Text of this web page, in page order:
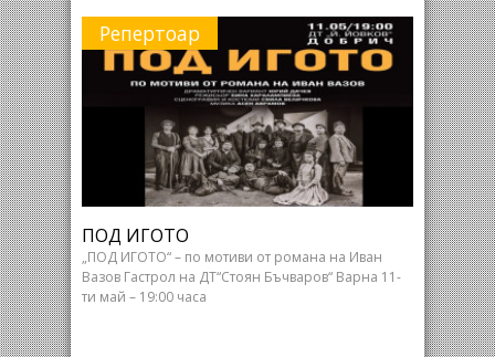
Репертоар
ПОД ИГОТО
„ПОД ИГОТО“ – по мотиви от романа на Иван
Вазов Гастрол на ДТ“Стоян Бъчваров“ Варна 11-
ти май – 19:00 часа